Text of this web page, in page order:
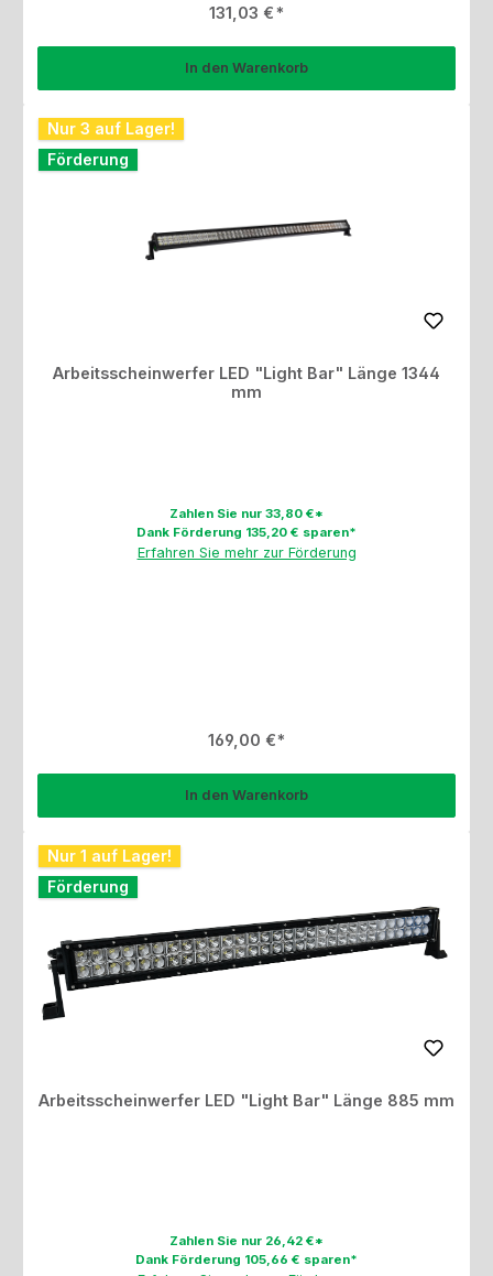
Regulärer Preis:
131,03 €
In den Warenkorb
Nur 3 auf Lager!
Förderung
Arbeitsscheinwerfer LED "Light Bar" Länge 1344
mm
Zahlen Sie nur 33,80 €*
Dank Förderung 135,20 € sparen*
Erfahren Sie mehr zur Förderung
Regulärer Preis:
169,00 €
In den Warenkorb
Nur 1 auf Lager!
Förderung
Arbeitsscheinwerfer LED "Light Bar" Länge 885 mm
Zahlen Sie nur 26,42 €*
Dank Förderung 105,66 € sparen*